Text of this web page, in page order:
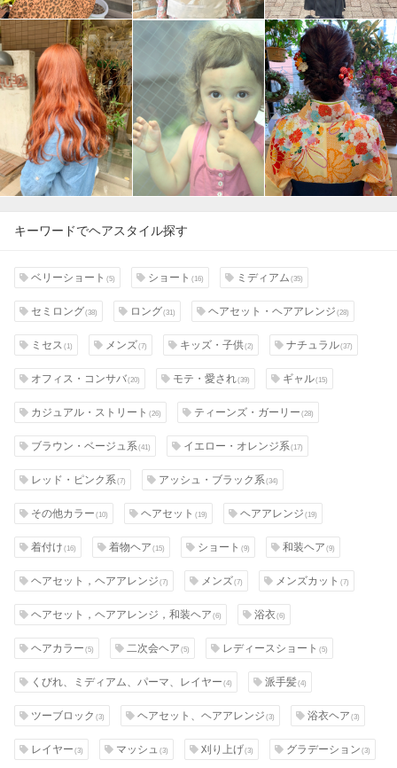
キーワードでヘアスタイル探す
ベリーショート(5) ショート(16) ミディアム(35)
セミロング(38) ロング(31) ヘアセット・ヘアアレンジ(28)
ミセス(1) メンズ(7) キッズ・子供(2) ナチュラル(37)
オフィス・コンサバ(20) モテ・愛され(39) ギャル(15)
カジュアル・ストリート(26) ティーンズ・ガーリー(28)
ブラウン・ベージュ系(41) イエロー・オレンジ系(17)
レッド・ピンク系(7) アッシュ・ブラック系(34)
その他カラー(10) ヘアセット(19) ヘアアレンジ(19)
着付け(16) 着物ヘア(15) ショート(9) 和装ヘア(9)
ヘアセット，ヘアアレンジ(7) メンズ(7) メンズカット(7)
ヘアセット，ヘアアレンジ，和装ヘア(6) 浴衣(6)
ヘアカラー(5) 二次会ヘア(5) レディースショート(5)
くびれ、ミディアム、パーマ、レイヤー(4) 派手髪(4)
ツーブロック(3) ヘアセット、ヘアアレンジ(3) 浴衣ヘア(3)
レイヤー(3) マッシュ(3) 刈り上げ(3) グラデーション(3)